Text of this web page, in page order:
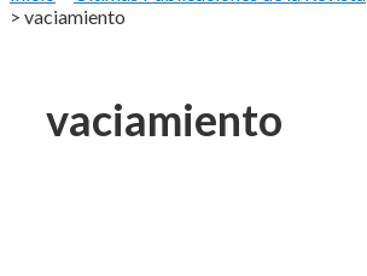
> vaciamiento
vaciamiento